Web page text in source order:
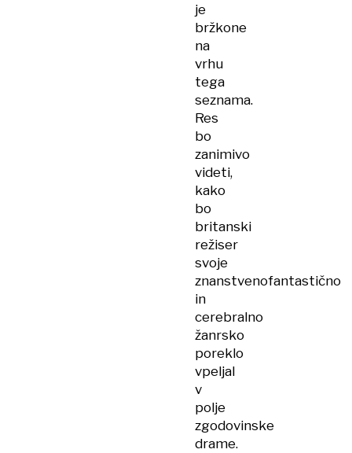
je
bržkone
na
vrhu
tega
seznama.
Res
bo
zanimivo
videti,
kako
bo
britanski
režiser
svoje
znanstvenofantastično
in
cerebralno
žanrsko
poreklo
vpeljal
v
polje
zgodovinske
drame.